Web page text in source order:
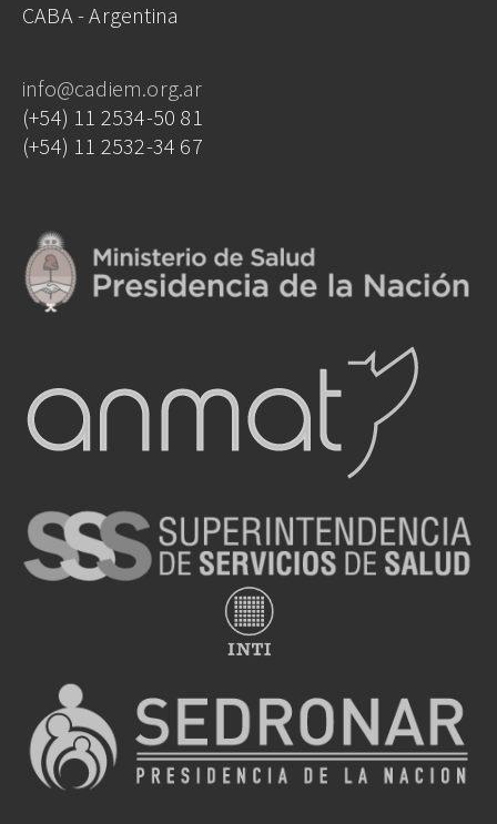
CABA - Argentina
info@cadiem.org.ar
(+54) 11 2534-50 81
(+54) 11 2532-34 67